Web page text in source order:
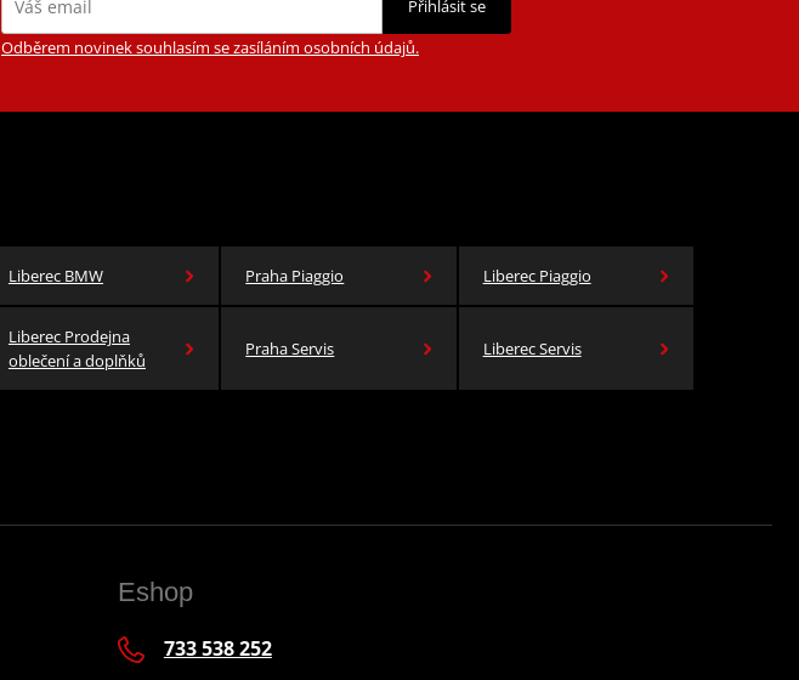
Přihlásit se
Odběrem novinek souhlasím se zasíláním osobních údajů.
Liberec BMW Praha Piaggio Liberec Piaggio
Liberec Prodejna
oblečení a doplňků
Praha Servis Liberec Servis
Eshop
733 538 252